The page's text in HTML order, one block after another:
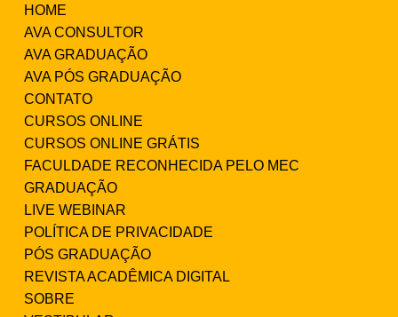
HOME
AVA CONSULTOR
AVA GRADUAÇÃO
AVA PÓS GRADUAÇÃO
CONTATO
CURSOS ONLINE
CURSOS ONLINE GRÁTIS
FACULDADE RECONHECIDA PELO MEC
GRADUAÇÃO
LIVE WEBINAR
POLÍTICA DE PRIVACIDADE
PÓS GRADUAÇÃO
REVISTA ACADÊMICA DIGITAL
SOBRE